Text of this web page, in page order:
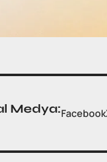
Medya:Facebook